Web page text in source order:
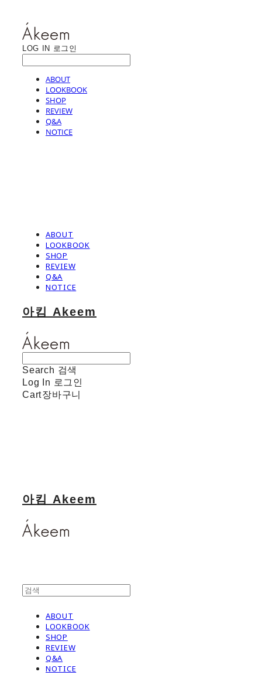
LOG IN 로그인
ABOUT
LOOKBOOK
SHOP
REVIEW
Q&A
NOTICE
ABOUT
LOOKBOOK
SHOP
REVIEW
Q&A
NOTICE
아킴 Akeem
Search 검색
Log In 로그인
Cart장바구니
아킴 Akeem
ABOUT
LOOKBOOK
SHOP
REVIEW
Q&A
NOTICE